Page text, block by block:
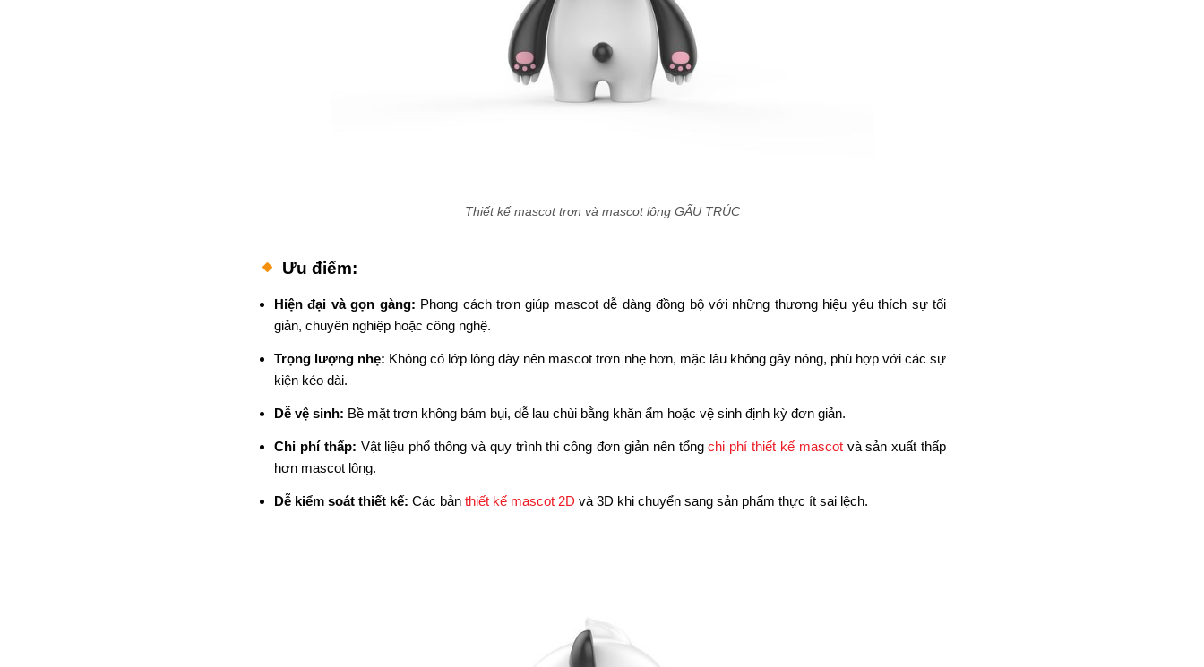
Thiết kế mascot trơn và mascot lông GẤU TRÚC
Ưu điểm:
Hiện đại và gọn gàng: Phong cách trơn giúp mascot dễ dàng đồng bộ với những thương hiệu yêu thích sự tối
giản, chuyên nghiệp hoặc công nghệ.
Trọng lượng nhẹ: Không có lớp lông dày nên mascot trơn nhẹ hơn, mặc lâu không gây nóng, phù hợp với các sự
kiện kéo dài.
Dễ vệ sinh: Bề mặt trơn không bám bụi, dễ lau chùi bằng khăn ẩm hoặc vệ sinh định kỳ đơn giản.
Chi phí thấp: Vật liệu phổ thông và quy trình thi công đơn giản nên tổngchi phí thiết kế mascotvà sản xuất thấp
hơn mascot lông.
Dễ kiểm soát thiết kế: Các bản thiết kế mascot 2D và 3D khi chuyển sang sản phẩm thực ít sai lệch.